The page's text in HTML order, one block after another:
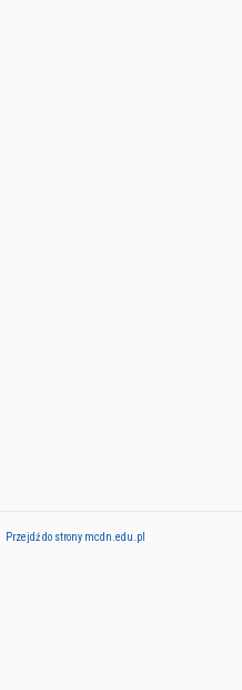
Przejdź do strony mcdn.edu.pl